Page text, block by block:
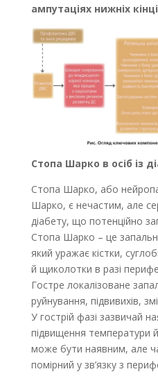
ампутаціях нижніх
Стопа Шарко в осіб із
Стопа Шарко, або
Шарко, є нечастим, але
діабету, що потенційно
Стопа Шарко – це
який уражає кістки,
й щиколотки в разі
Гостре локалізоване
руйнування, підвивихів,
У гострій фазі зазвичай
підвищення температури
може бути наявним, але
помірний у зв’язку з